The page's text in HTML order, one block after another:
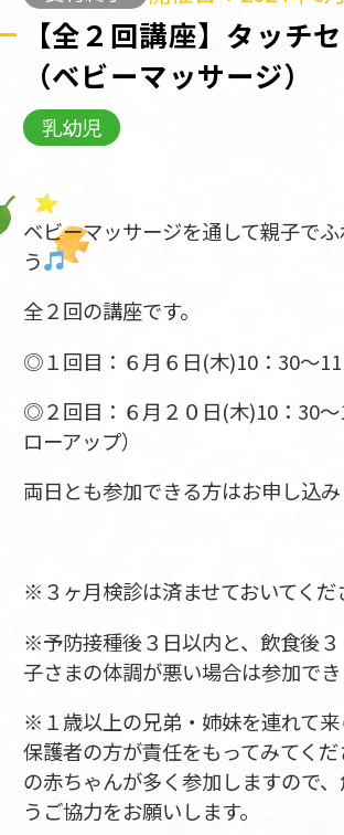
【全２回講座】タッチ
（ベビーマッサージ）
乳幼児
ベビーマッサージを通して親子で
う
全２回の講座です。
◎１回目：６月６日(木)10：30～11
◎２回目：６月２０日(木)10：30～
ローアップ）
両日とも参加できる方はお申し込み
※３ヶ月検診は済ませておいてくだ
※予防接種後３日以内と、飲食後
子さまの体調が悪い場合は参加でき
※１歳以上の兄弟・姉妹を連れて
保護者の方が責任をもってみてく
の赤ちゃんが多く参加しますので
うご協力をお願いします。